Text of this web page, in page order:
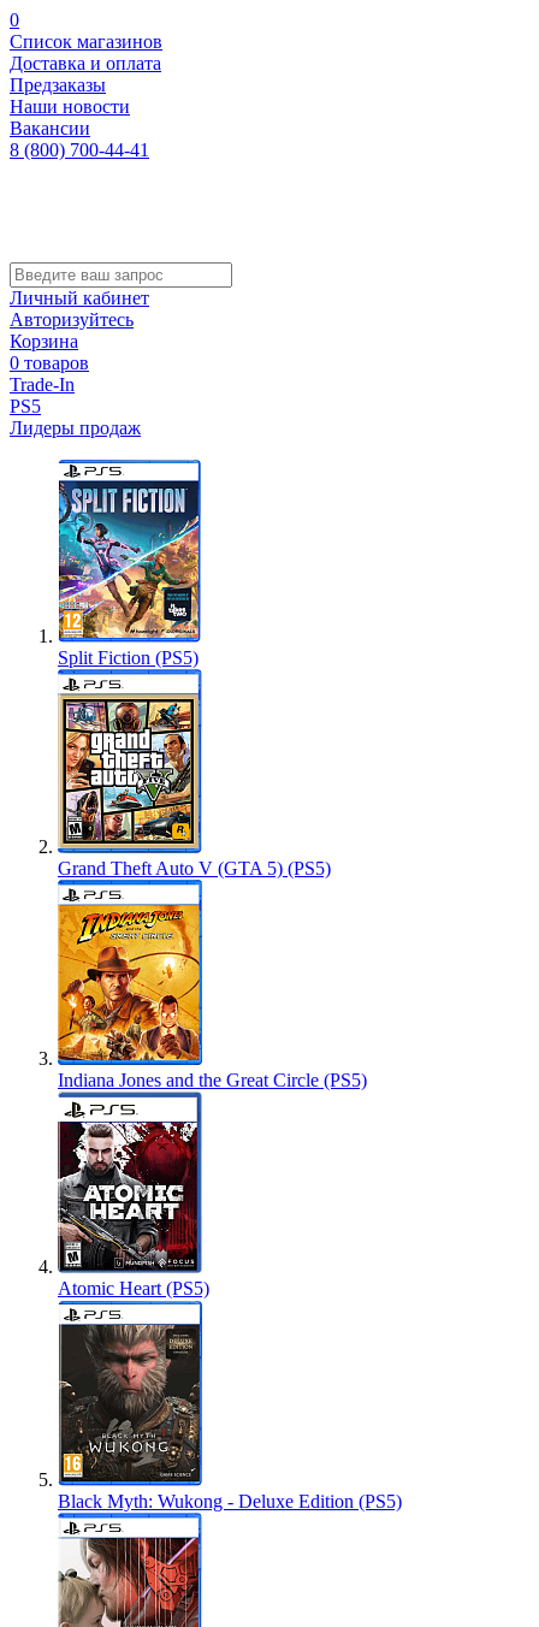
0
Список магазинов
Доставка и оплата
Предзаказы
Наши новости
Вакансии
8 (800) 700-44-41
Личный кабинет
Авторизуйтесь
Корзина
0 товаров
Trade-In
PS5
Лидеры продаж
Split Fiction (PS5)
Grand Theft Auto V (GTA 5) (PS5)
Indiana Jones and the Great Circle (PS5)
Atomic Heart (PS5)
Black Myth: Wukong - Deluxe Edition (PS5)